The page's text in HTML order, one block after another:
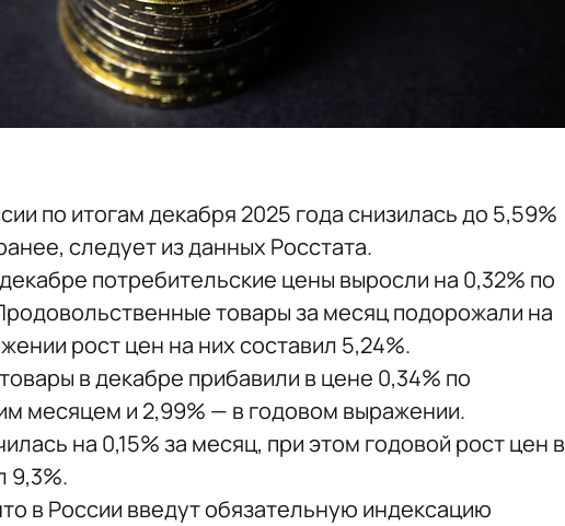
по итогам декабря 2025 года снизилась до 5,59%
следует из данных Росстата.
потребительские цены выросли на 0,32% по
товары за месяц подорожали на
рост цен на них составил 5,24%.
в декабре прибавили в цене 0,34% по
месяцем и 2,99% — в годовом выражении.
на 0,15% за месяц, при этом годовой рост цен в
9,3%.
в России введут обязательную индексацию